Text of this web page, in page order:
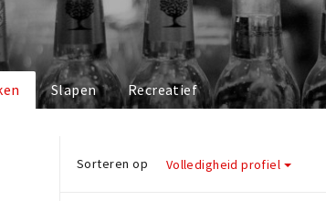
Slapen Recreatief
Sorteren op Volledigheid profiel